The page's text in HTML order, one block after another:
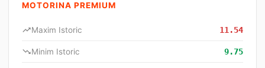
MOTORINA PREMIUM
trending_upMaxim Istoric 11.54
trending_downMinim Istoric 9.75